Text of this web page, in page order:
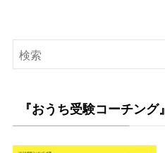
『おうち受験コーチング』